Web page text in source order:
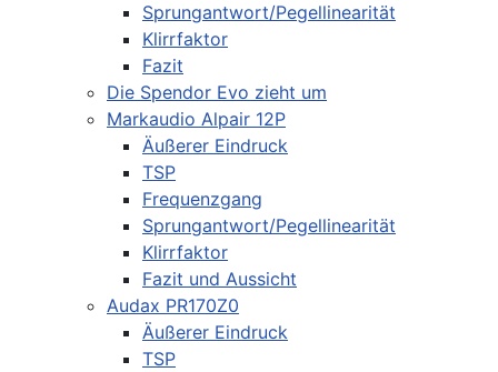
Sprungantwort/Pegellinearität
Klirrfaktor
Fazit
Die Spendor Evo zieht um
Markaudio Alpair 12P
Äußerer Eindruck
TSP
Frequenzgang
Sprungantwort/Pegellinearität
Klirrfaktor
Fazit und Aussicht
Audax PR170Z0
Äußerer Eindruck
TSP